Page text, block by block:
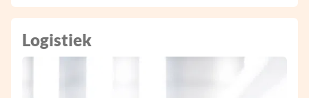
Logistiek